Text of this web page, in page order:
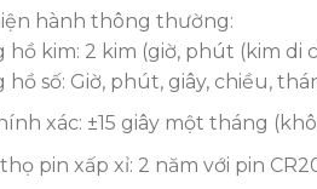
hành thông thường:
hồ kim: 2 kim (giờ, phút (kim di
hồ số: Giờ, phút, giây, chiều,
xác: ±15 giây một tháng
pin xấp xỉ: 2 năm với pin